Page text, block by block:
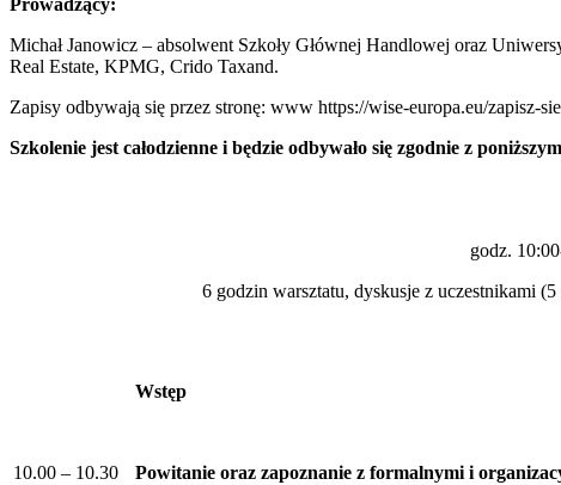
Prowadzący:
Michał Janowicz – absolwent Szkoły Głównej Handlowej oraz
Real Estate, KPMG, Crido Taxand.
Zapisy odbywają się przez stronę: www https://wise-europa.eu/zapisz-
Szkolenie jest całodzienne i będzie odbywało się zgodnie z
godz.
6 godzin warsztatu, dyskusje z uczestnikami
10.00 – 10.30
Wstęp
Powitanie oraz zapoznanie z formalnymi i